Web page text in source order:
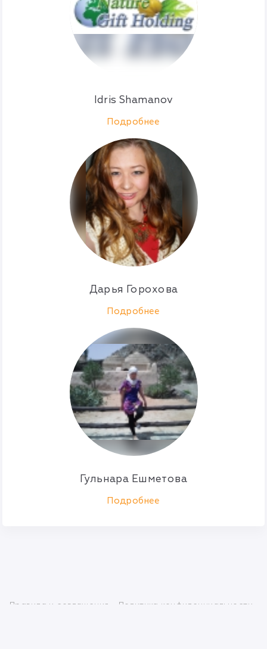
Idris Shamanov
Подробнее
Дарья Горохова
Подробнее
Гульнара Ешметова
Подробнее
Правила и соглашения Политика конфиденциальности